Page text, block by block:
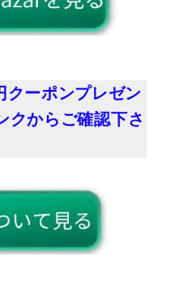
クーポンプレゼン
クからご確認下さ